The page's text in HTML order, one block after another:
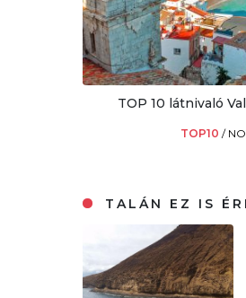
TOP 10 látnivaló
TOP10/
TALÁN EZ IS